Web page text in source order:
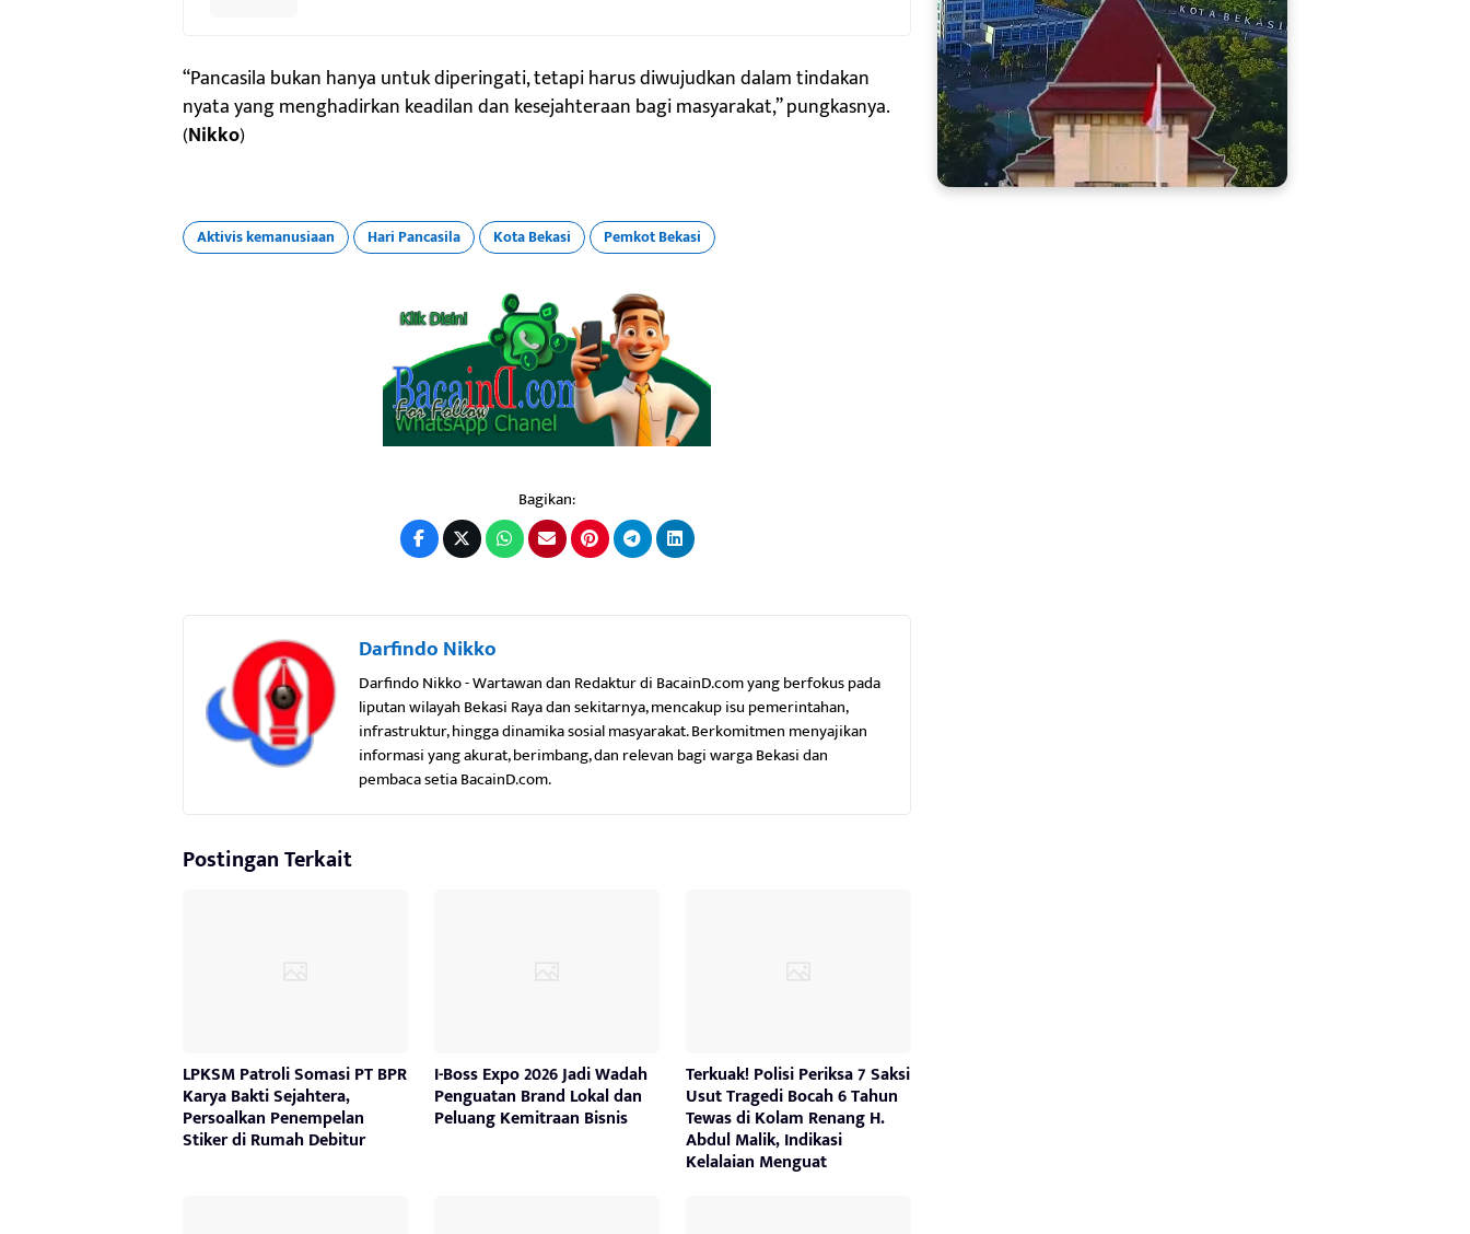
“Pancasila bukan hanya untuk diperingati, tetapi harus diwujudkan dalam tindakan
nyata yang menghadirkan keadilan dan kesejahteraan bagi masyarakat,” pungkasnya.
(Nikko)
Aktivis kemanusiaan Hari Pancasila Kota Bekasi Pemkot Bekasi
Bagikan:
Darfindo Nikko
Darfindo Nikko - Wartawan dan Redaktur di BacainD.com yang berfokus pada
liputan wilayah Bekasi Raya dan sekitarnya, mencakup isu pemerintahan,
infrastruktur, hingga dinamika sosial masyarakat. Berkomitmen menyajikan
informasi yang akurat, berimbang, dan relevan bagi warga Bekasi dan
pembaca setia BacainD.com.
Postingan Terkait
LPKSM Patroli Somasi PT BPR
Karya Bakti Sejahtera,
Persoalkan Penempelan
Stiker di Rumah Debitur
I-Boss Expo 2026 Jadi Wadah
Penguatan Brand Lokal dan
Peluang Kemitraan Bisnis
Terkuak! Polisi Periksa 7 Saksi
Usut Tragedi Bocah 6 Tahun
Tewas di Kolam Renang H.
Abdul Malik, Indikasi
Kelalaian Menguat